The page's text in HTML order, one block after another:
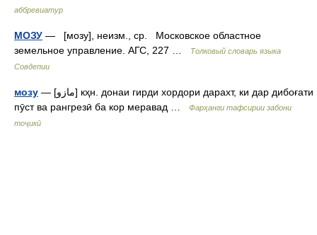
аббревиатур
МОЗУ — [мозу], неизм., ср. Московское областное
земельное управление. АГС, 227 …
Толковый словарь языка
Совдепии
мозу — [مازو] кҳн. донаи гирди хордори дарахт, ки дар дибоғати
пӯст ва рангрезӣ ба кор меравад …
Фарҳанги тафсирии забони
тоҷикӣ